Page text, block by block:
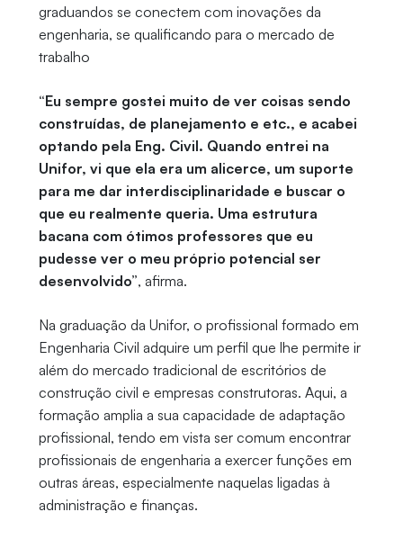
graduandos se conectem com inovações da
engenharia, se qualificando para o mercado de
trabalho
“Eu sempre gostei muito de ver coisas sendo
construídas, de planejamento e etc., e acabei
optando pela Eng. Civil. Quando entrei na
Unifor, vi que ela era um alicerce, um suporte
para me dar interdisciplinaridade e buscar o
que eu realmente queria. Uma estrutura
bacana com ótimos professores que eu
pudesse ver o meu próprio potencial ser
desenvolvido”, afirma.
Na graduação da Unifor, o profissional formado em
Engenharia Civil adquire um perfil que lhe permite ir
além do mercado tradicional de escritórios de
construção civil e empresas construtoras. Aqui, a
formação amplia a sua capacidade de adaptação
profissional, tendo em vista ser comum encontrar
profissionais de engenharia a exercer funções em
outras áreas, especialmente naquelas ligadas à
administração e finanças.